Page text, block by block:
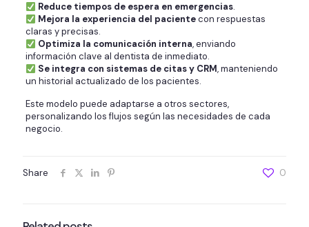
Reduce tiempos de espera en emergencias.
Mejora la experiencia del pacientecon respuestas
claras y precisas.
Optimiza la comunicación interna, enviando
información clave al dentista de inmediato.
Se integra con sistemas de citas y CRM, manteniendo
un historial actualizado de los pacientes.
Este modelo puede adaptarse a otros sectores,
personalizando los flujos según las necesidades de cada
negocio.
Share 0